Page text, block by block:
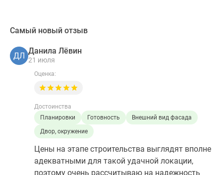
Самый новый отзыв
ДЛ
Данила Лёвин
21 июля
Оценка:
Достоинства
Планировки
Готовность
Внешний вид фасада
Двор, окружение
Цены на этапе строительства выглядят вполне
адекватными для такой удачной локации,
поэтому очень рассчитываю на надежность